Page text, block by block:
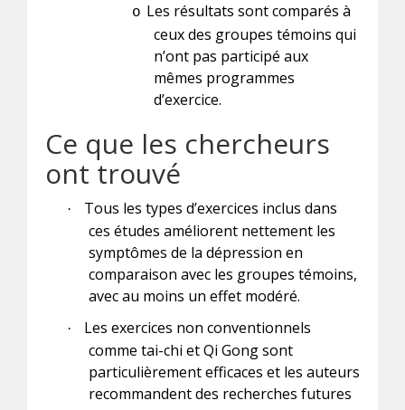
o Les résultats sont comparés à
ceux des groupes témoins qui
n’ont pas participé aux
mêmes programmes
d’exercice.
Ce que les chercheurs
ont trouvé
·
Tous les types d’exercices inclus dans
ces études améliorent nettement les
symptômes de la dépression en
comparaison avec les groupes témoins,
avec au moins un effet modéré.
·
Les exercices non conventionnels
comme tai-chi et Qi Gong sont
particulièrement efficaces et les auteurs
recommandent des recherches futures